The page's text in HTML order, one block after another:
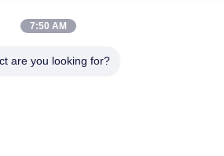
7:50 AM
are you looking for?